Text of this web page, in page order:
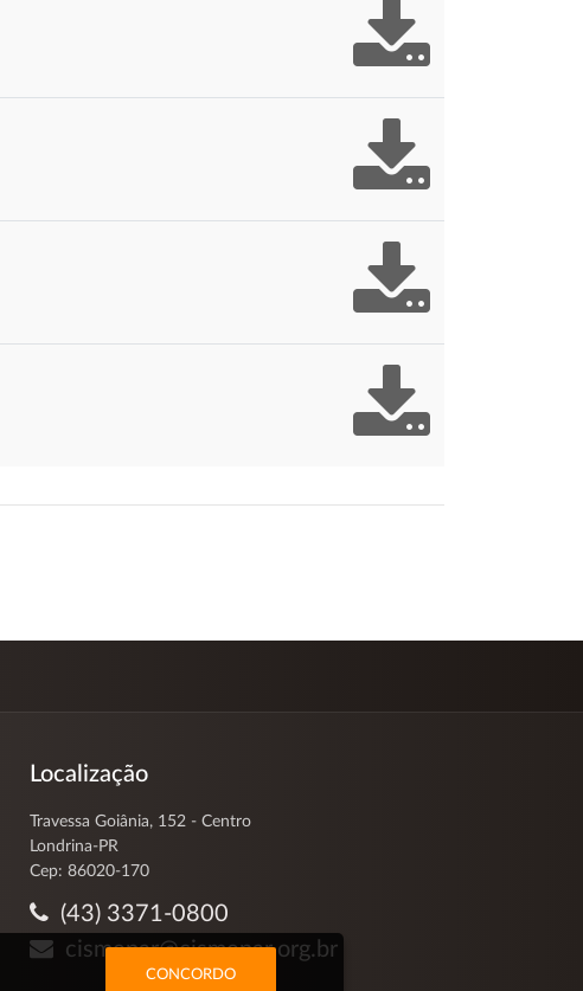
Localização
Travessa Goiânia, 152 - Centro
Londrina-PR
Cep: 86020-170
(43) 3371-0800
cismepar@cismepar.org.br
CONCORDO